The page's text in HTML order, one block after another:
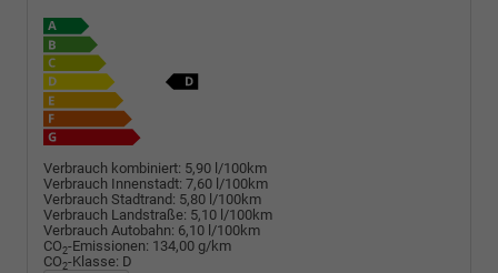
Verbrauch kombiniert: 5,90 l/100km
Verbrauch Innenstadt: 7,60 l/100km
Verbrauch Stadtrand: 5,80 l/100km
Verbrauch Landstraße: 5,10 l/100km
Verbrauch Autobahn: 6,10 l/100km
CO2-Emissionen: 134,00 g/km
CO2-Klasse: D